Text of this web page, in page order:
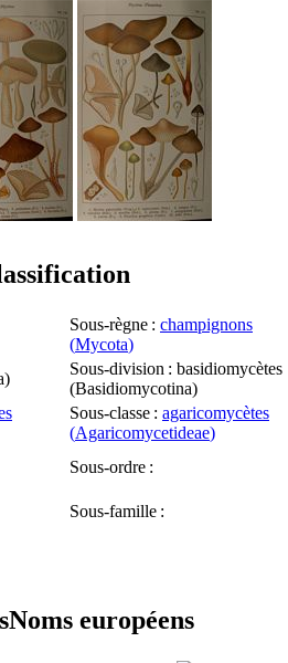
Sous-règne : champignons
(Mycota)
)
Sous-division : basidiomycètes
(Basidiomycotina)
Sous-classe : agaricomycètes
(Agaricomycetideae)
Sous-ordre :
Sous-famille :
Noms européens